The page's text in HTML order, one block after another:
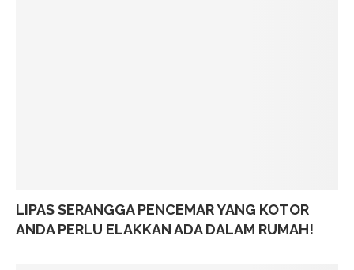
LIPAS SERANGGA PENCEMAR YANG KOTOR
ANDA PERLU ELAKKAN ADA DALAM RUMAH!